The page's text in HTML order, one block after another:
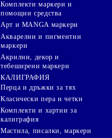
Комплекти маркери и
помощни средства
Арт и MANGA маркери
Акварелни и пигментни
маркери
Акрилни, декор и
тебеширени маркери
КАЛИГРАФИЯ
Перца и дръжки за тях
Класически пера и четки
Комплекти и хартии за
калиграфия
Мастила, писалки, маркери